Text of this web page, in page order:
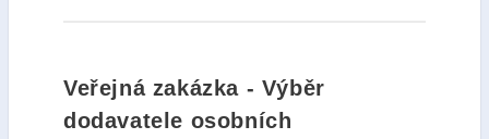
Veřejná zakázka - Výběr
dodavatele osobních